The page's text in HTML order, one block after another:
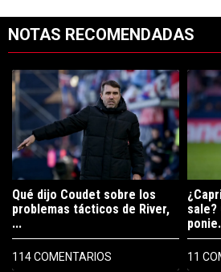
NOTAS RECOMENDADAS
Un artículo de tendencia con el título
Qué dijo Coudet sobre los
problemas tácticos de River,
...
114 COMENTARIOS
Un
sale?
11